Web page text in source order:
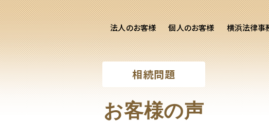
法人のお客様
法人のお客様ご相談
労務専用サイト
個人のお客様
個人のお客様ご相談
横浜法律事
相続問題
お客様の声